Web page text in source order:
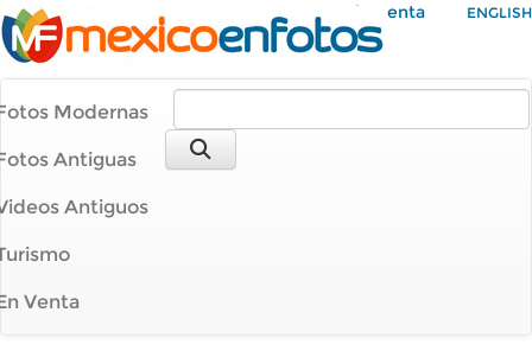
Mi Cuenta ENGLISH
Modernas
Antiguas
Antiguos
Venta